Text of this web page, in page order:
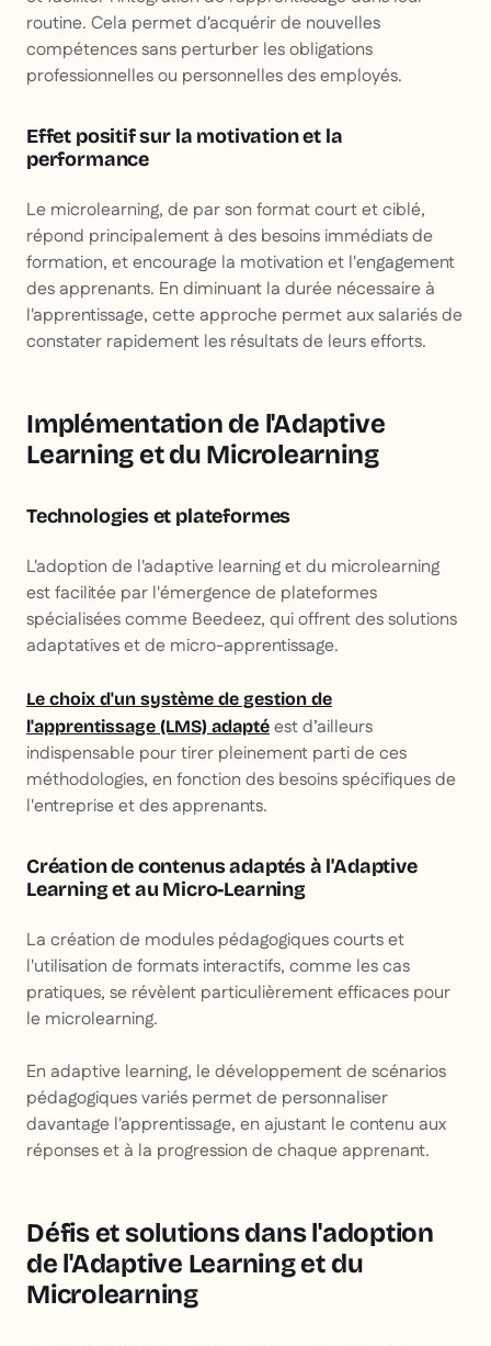
routine. Cela permet d'acquérir de nouvelles
compétences sans perturber les obligations
professionnelles ou personnelles des employés.
Effet positif sur la motivation et la
performance
Le microlearning, de par son format court et ciblé,
répond principalement à des besoins immédiats de
formation, et encourage la motivation et l'engagement
des apprenants. En diminuant la durée nécessaire à
l'apprentissage, cette approche permet aux salariés de
constater rapidement les résultats de leurs efforts.
Implémentation de l'Adaptive
Learning et du Microlearning
Technologies et plateformes
L'adoption de l'adaptive learning et du microlearning
est facilitée par l'émergence de plateformes
spécialisées comme Beedeez, qui offrent des solutions
adaptatives et de micro-apprentissage.
Le choix d'un système de gestion de
l'apprentissage (LMS) adapté est d’ailleurs
indispensable pour tirer pleinement parti de ces
méthodologies, en fonction des besoins spécifiques de
l'entreprise et des apprenants.
Création de contenus adaptés à l'Adaptive
Learning et au Micro-Learning
La création de modules pédagogiques courts et
l'utilisation de formats interactifs, comme les cas
pratiques, se révèlent particulièrement efficaces pour
le microlearning.
En adaptive learning, le développement de scénarios
pédagogiques variés permet de personnaliser
davantage l'apprentissage, en ajustant le contenu aux
réponses et à la progression de chaque apprenant.
Défis et solutions dans l'adoption
de l'Adaptive Learning et du
Microlearning